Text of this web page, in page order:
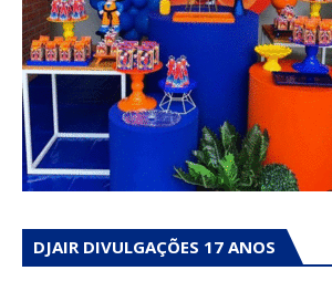
DJAIR DIVULGAÇÕES 17 ANOS